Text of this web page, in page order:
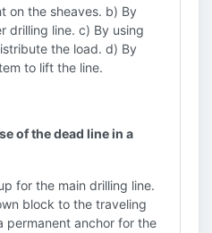
on the sheaves. b) By
drilling line. c) By using
the load. d) By
to lift the line.
of the dead line in a
for the main drilling line.
block to the traveling
permanent anchor for the